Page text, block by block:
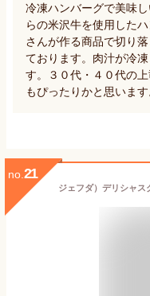
冷凍ハンバーグで美味
らの米沢牛を使用した
さんが作る商品で切り
ております。肉汁が冷
す。３０代・４０代の
もぴったりかと思います
no. 21